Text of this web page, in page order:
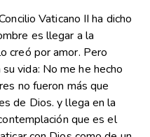
Vaticano II ha dicho
es llegar a la
creó por amor. Pero
vida: No me he hecho
no fueron más que
de Dios. y llega en la
que es el